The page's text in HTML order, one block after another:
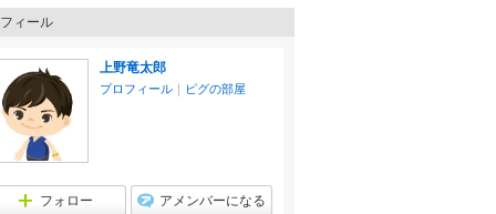
ィール
上野竜太郎
プロフィール ｜ ピグの部屋
フォロー アメンバーになる